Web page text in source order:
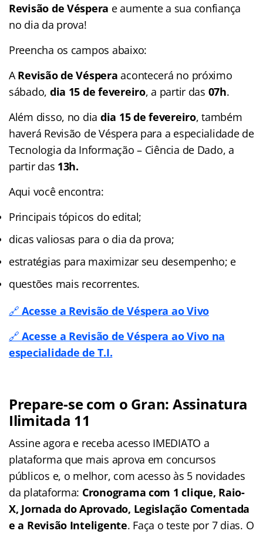
Revisão de Véspera e aumente a sua confiança
no dia da prova!
Preencha os campos abaixo:
A Revisão de Véspera acontecerá no próximo
sábado, dia 15 de fevereiro, a partir das 07h.
Além disso, no dia dia 15 de fevereiro, também
haverá Revisão de Véspera para a especialidade de
Tecnologia da Informação – Ciência de Dado, a
partir das 13h.
Aqui você encontra:
Principais tópicos do edital;
dicas valiosas para o dia da prova;
estratégias para maximizar seu desempenho; e
questões mais recorrentes.
🔗Acesse a Revisão de Véspera ao Vivo
🔗Acesse a Revisão de Véspera ao Vivo na
especialidade de T.I.
Prepare-se com o Gran: Assinatura
Ilimitada 11
Assine agora e receba acesso IMEDIATO a
plataforma que mais aprova em concursos
públicos e, o melhor, com acesso às 5 novidades
da plataforma: Cronograma com 1 clique, Raio-
X, Jornada do Aprovado, Legislação Comentada
e a Revisão Inteligente. Faça o teste por 7 dias. O